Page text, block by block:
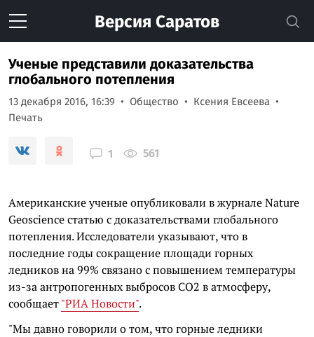
Версия Саратов
Ученые представили доказательства
глобального потепления
13 декабря 2016, 16:39 Общество
Ксения Евсеева
Печать
1 561
Американские ученые опубликовали в журнале Nature
Geoscience статью с доказательствами глобального
потепления. Исследователи указывают, что в
последние годы сокращение площади горных
ледников на 99% связано с повышением температуры
из-за антропогенных выбросов СО2 в атмосферу,
сообщает"РИА Новости".
"Мы давно говорили о том, что горные ледники